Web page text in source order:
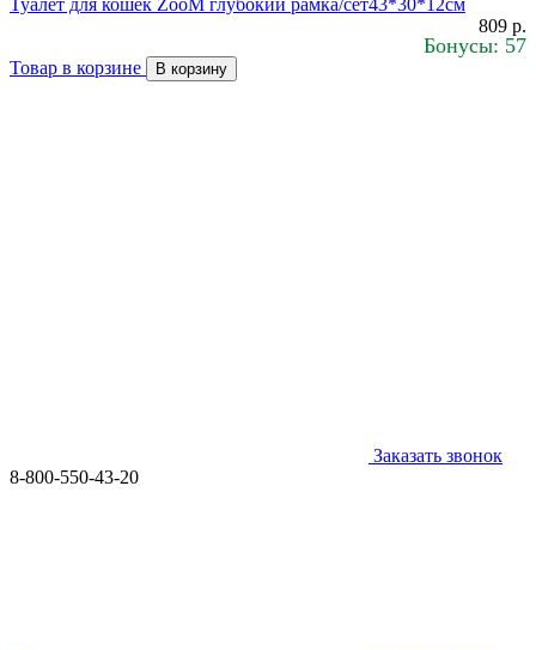
Туалет для кошек ZooM глубокий рамка/сет43*30*12см
809 р.
Бонусы: 57
Товар в корзине В корзину
Заказать звонок
8-800-550-43-20